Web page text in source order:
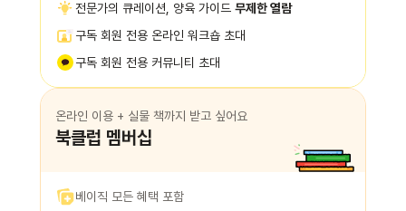
전문가의 큐레이션, 양육 가이드 무제한 열람
구독 회원 전용 온라인 워크숍 초대
구독 회원 전용 커뮤니티 초대
온라인 이용 + 실물 책까지 받고 싶어요
북클럽 멤버십
베이직 모든 혜택 포함